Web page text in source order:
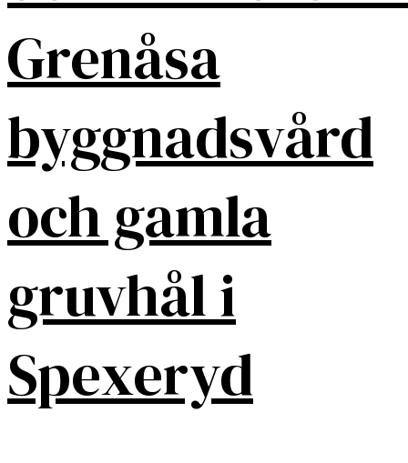
Grenåsa
byggnadsvård
och gamla
gruvhål i
Spexeryd